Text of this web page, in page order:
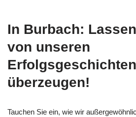
In Burbach:
von unseren
Erfolgsgeschichten
überzeugen!
Tauchen Sie ein, wie wir